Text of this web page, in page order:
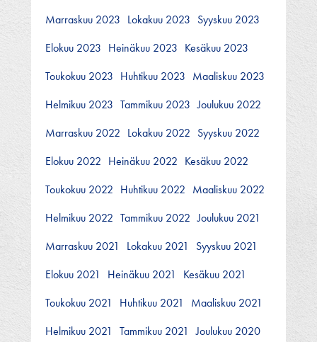
Marraskuu 2023 Lokakuu 2023 Syyskuu 2023
Elokuu 2023 Heinäkuu 2023 Kesäkuu 2023
Toukokuu 2023 Huhtikuu 2023 Maaliskuu 2023
Helmikuu 2023 Tammikuu 2023 Joulukuu 2022
Marraskuu 2022 Lokakuu 2022 Syyskuu 2022
Elokuu 2022 Heinäkuu 2022 Kesäkuu 2022
Toukokuu 2022 Huhtikuu 2022 Maaliskuu 2022
Helmikuu 2022 Tammikuu 2022 Joulukuu 2021
Marraskuu 2021
Lokakuu 2021
Syyskuu 2021
Elokuu 2021
Heinäkuu 2021
Kesäkuu 2021
Toukokuu 2021
Huhtikuu 2021
Maaliskuu 2021
Helmikuu 2021
Tammikuu 2021
Joulukuu 2020